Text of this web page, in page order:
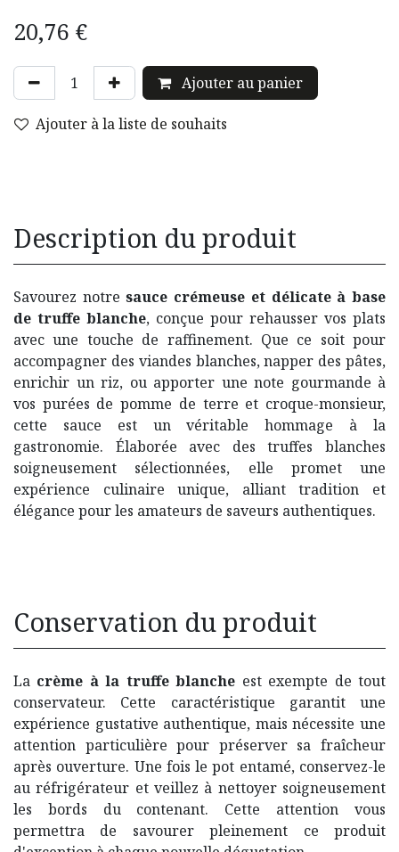
20,76 €
Ajouter au panier
Ajouter à la liste de souhaits
Description du produit
Savourez notresauce crémeuse et délicate à base
de truffe blanche, conçue pour rehausser vos plats
avec une touche de raffinement. Que ce soit pour
accompagner des viandes blanches, napper des pâtes,
enrichir un riz, ou apporter une note gourmande à
vos purées de pomme de terre et croque-monsieur,
cette sauce est un véritable hommage à la
gastronomie. Élaborée avec des truffes blanches
soigneusement sélectionnées, elle promet une
expérience culinaire unique, alliant tradition et
élégance pour les amateurs de saveurs authentiques.
Conservation du produit
La crème à la truffe blanche​ est exempte de tout
conservateur. Cette caractéristique garantit une
expérience gustative authentique, mais nécessite une
attention particulière pour préserver sa fraîcheur
après ouverture. Une fois le pot entamé, conservez-le
au réfrigérateur et veillez à nettoyer soigneusement
les bords du contenant. Cette attention vous
permettra de savourer pleinement ce produit